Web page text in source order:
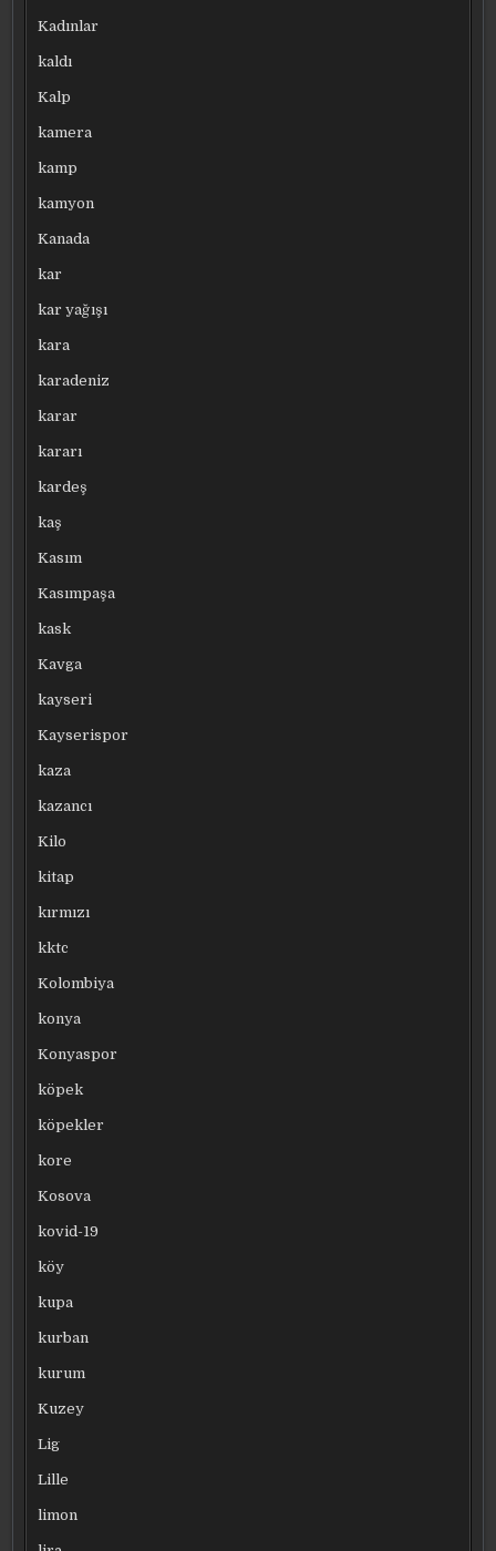
Kadınlar
kaldı
Kalp
kamera
kamp
kamyon
Kanada
kar
kar yağışı
kara
karadeniz
karar
kararı
kardeş
kaş
Kasım
Kasımpaşa
kask
Kavga
kayseri
Kayserispor
kaza
kazancı
Kilo
kitap
kırmızı
kktc
Kolombiya
konya
Konyaspor
köpek
köpekler
kore
Kosova
kovid-19
köy
kupa
kurban
kurum
Kuzey
Lig
Lille
limon